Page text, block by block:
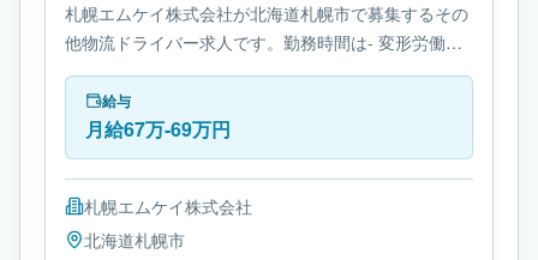
札幌エムケイ株式会社が北海道札幌市で募集するその
他物流ドライバー求人です。勤務時間は- 変形労働時
間制です。必要免許は- 免許取得制度ありです。
給与
月給67万-69万円
札幌エムケイ株式会社
北海道札幌市